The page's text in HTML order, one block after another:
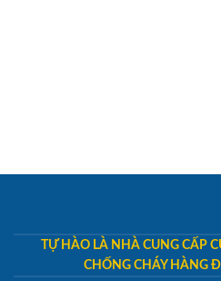
TỰ HÀO LÀ NHÀ CUNG CẤP
CHỐNG CHÁY HÀNG